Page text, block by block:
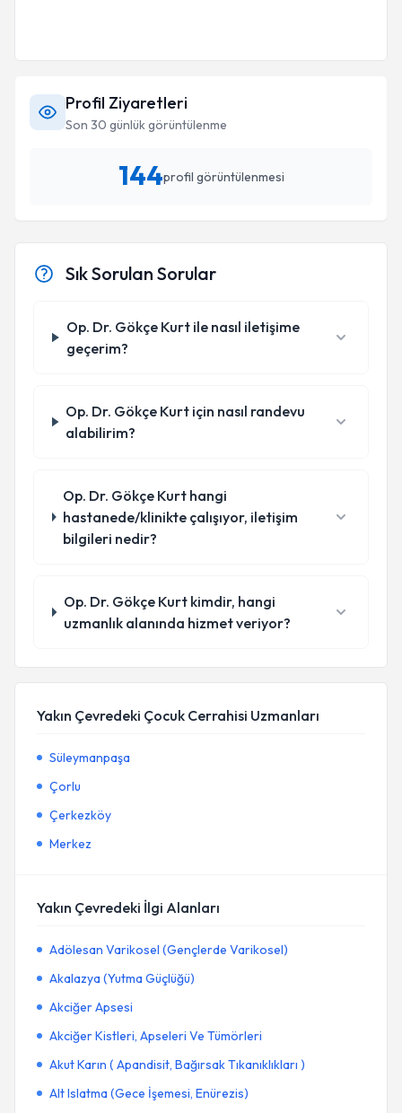
Profil Ziyaretleri
Son 30 günlük görüntülenme
144profil görüntülenmesi
Sık Sorulan Sorular
Op. Dr. Gökçe Kurt ile nasıl iletişime
geçerim?
Op. Dr. Gökçe Kurt için nasıl randevu
alabilirim?
Op. Dr. Gökçe Kurt hangi
hastanede/klinikte çalışıyor, iletişim
bilgileri nedir?
Op. Dr. Gökçe Kurt kimdir, hangi
uzmanlık alanında hizmet veriyor?
Yakın Çevredeki Çocuk Cerrahisi Uzmanları
Süleymanpaşa
Çorlu
Çerkezköy
Merkez
Yakın Çevredeki İlgi Alanları
Adölesan Varikosel (Gençlerde Varikosel)
Akalazya (Yutma Güçlüğü)
Akciğer Apsesi
Akciğer Kistleri, Apseleri Ve Tümörleri
Akut Karın ( Apandisit, Bağırsak Tıkanıklıkları )
Alt Islatma (Gece İşemesi, Enürezis)